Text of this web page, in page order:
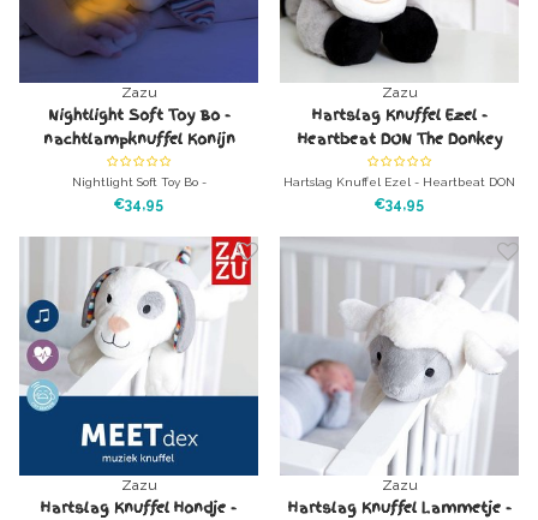
Zazu
Nightlight Soft Toy Bo -
nachtlampknuffel Konijn
Nightlight Soft Toy Bo -
nachtlampknuffel konijn Heerlijk
bed
€34,95
Zazu
Hartslag Knuffel Ezel -
Heartbeat DON The Donkey
Hartslag Knuffel Ezel - Heartbeat DON
The Donkey Heerlijk knuffeldier met
€34,95
Zazu
Hartslag Knuffel Hondje -
Zazu
Hartslag Knuffel Lammetje -